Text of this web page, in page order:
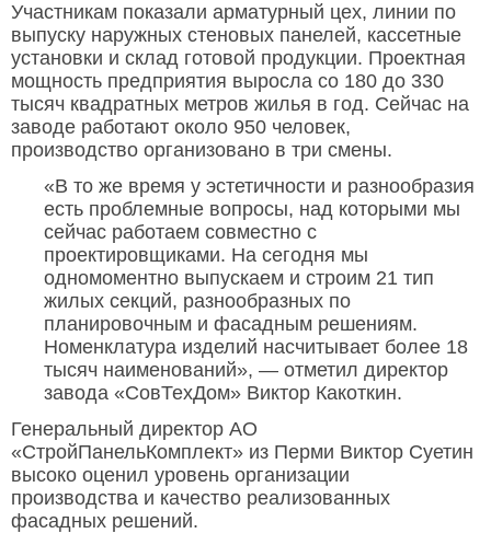
Участникам показали арматурный цех, линии по
выпуску наружных стеновых панелей, кассетные
установки и склад готовой продукции. Проектная
мощность предприятия выросла со 180 до 330
тысяч квадратных метров жилья в год. Сейчас на
заводе работают около 950 человек,
производство организовано в три смены.
«В то же время у эстетичности и разнообразия
есть проблемные вопросы, над которыми мы
сейчас работаем совместно с
проектировщиками. На сегодня мы
одномоментно выпускаем и строим 21 тип
жилых секций, разнообразных по
планировочным и фасадным решениям.
Номенклатура изделий насчитывает более 18
тысяч наименований», — отметил директор
завода «СовТехДом» Виктор Какоткин.
Генеральный директор АО
«СтройПанельКомплект» из Перми Виктор Суетин
высоко оценил уровень организации
производства и качество реализованных
фасадных решений.